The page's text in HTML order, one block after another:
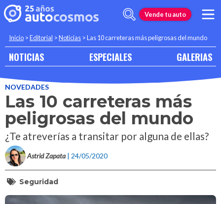
Vende tu auto
Inicio >Editorial >Noticias >Las 10 carreteras más peligrosas del mundo
NOTICIAS ESPECIALES GALERIAS
NOVEDADES
Las 10 carreteras más
peligrosas del mundo
¿Te atreverías a transitar por alguna de ellas?
Astrid Zapata | 24/05/2020
Seguridad